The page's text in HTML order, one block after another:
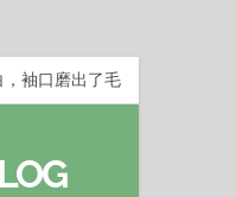
待自己的生活
，也没有那么